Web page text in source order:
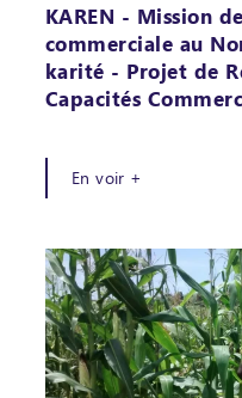
KAREN - Mission
commerciale au
karité - Projet de
Capacités
En voir +